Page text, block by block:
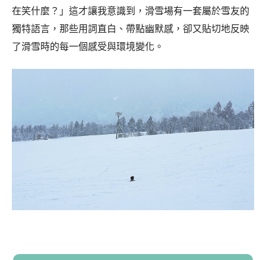
在笑什麼？」這才讓我意識到，滑雪場有一套屬於雪友的
獨特語言，那些用詞直白、帶點幽默感，卻又貼切地反映
了滑雪時的每一個感受與環境變化。